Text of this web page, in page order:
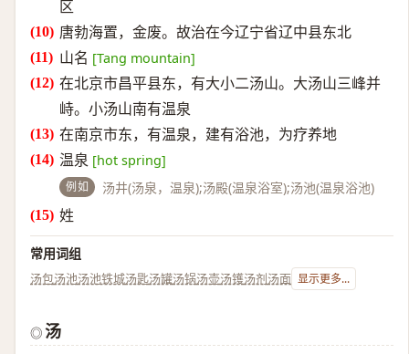
区
唐勃海置，金废。故治在今辽宁省辽中县东北
山名 [Tang mountain]
在北京市昌平县东，有大小二汤山。大汤山三峰并
峙。小汤山南有温泉
在南京市东，有温泉，建有浴池，为疗养地
温泉 [hot spring]
例如 汤井(汤泉，温泉);汤殿(温泉浴室);汤池(温泉浴池)
姓
常用词组
汤包汤池汤池铁城汤匙汤罐汤锅汤壶汤镬汤剂汤面 显示更多...
◎ 汤